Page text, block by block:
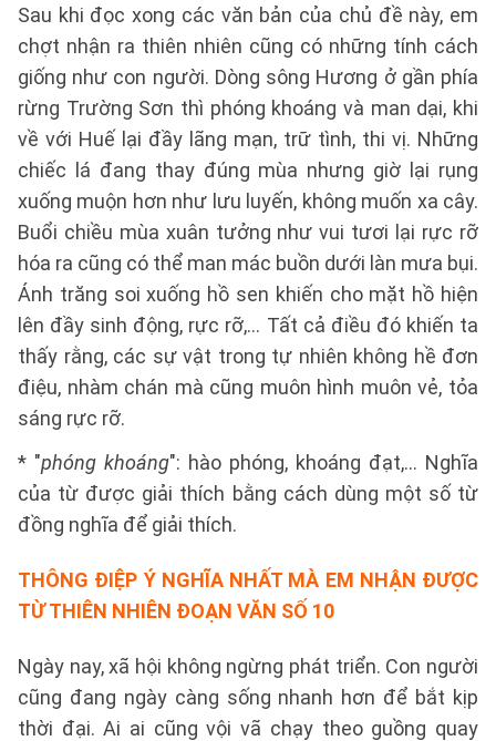
Sau khi đọc xong các văn bản của chủ đề này, em
chợt nhận ra thiên nhiên cũng có những tính cách
giống như con người. Dòng sông Hương ở gần phía
rừng Trường Sơn thì phóng khoáng và man dại, khi
về với Huế lại đầy lãng mạn, trữ tình, thi vị. Những
chiếc lá đang thay đúng mùa nhưng giờ lại rụng
xuống muộn hơn như lưu luyến, không muốn xa cây.
Buổi chiều mùa xuân tưởng như vui tươi lại rực rỡ
hóa ra cũng có thể man mác buồn dưới làn mưa bụi.
Ánh trăng soi xuống hồ sen khiến cho mặt hồ hiện
lên đầy sinh động, rực rỡ,... Tất cả điều đó khiến ta
thấy rằng, các sự vật trong tự nhiên không hề đơn
điệu, nhàm chán mà cũng muôn hình muôn vẻ, tỏa
sáng rực rỡ.
* "phóng khoáng": hào phóng, khoáng đạt,... Nghĩa
của từ được giải thích bằng cách dùng một số từ
đồng nghĩa để giải thích.
THÔNG ĐIỆP Ý NGHĨA NHẤT MÀ EM NHẬN ĐƯỢC
TỪ THIÊN NHIÊN ĐOẠN VĂN SỐ 10
Ngày nay, xã hội không ngừng phát triển. Con người
cũng đang ngày càng sống nhanh hơn để bắt kịp
thời đại. Ai ai cũng vội vã chạy theo guồng quay